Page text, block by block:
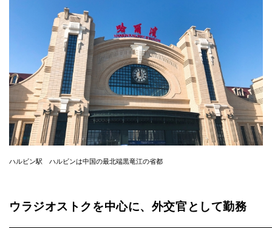
ハルビン駅 ハルビンは中国の最北端黒竜江の省都
ウラジオストクを中心に、外交官として勤務